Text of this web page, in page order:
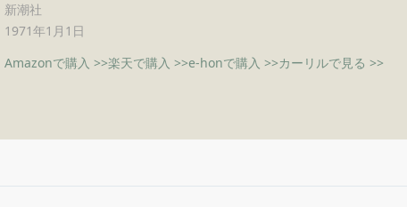
新潮社
1971年1月1日
Amazonで購入 >>楽天で購入 >>e-honで購入 >>カーリルで見る >>